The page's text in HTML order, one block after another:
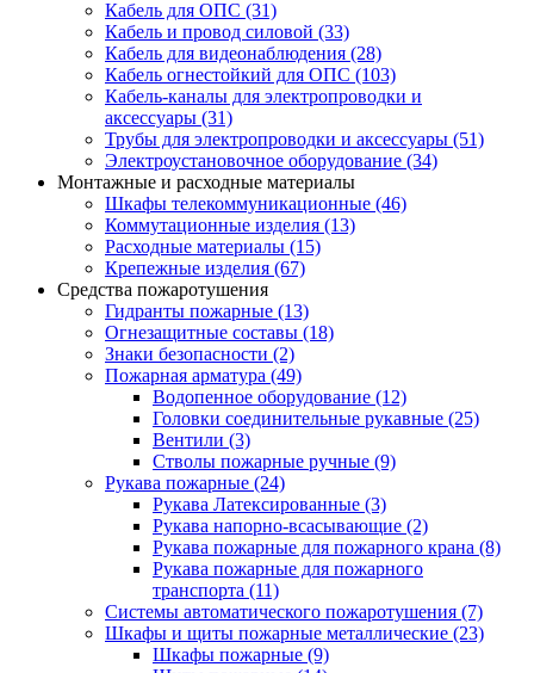
Кабель для ОПС (31)
Кабель и провод силовой (33)
Кабель для видеонаблюдения (28)
Кабель огнестойкий для ОПС (103)
Кабель-каналы для электропроводки и
аксессуары (31)
Трубы для электропроводки и аксессуары (51)
Электроустановочное оборудование (34)
Монтажные и расходные материалы
Шкафы телекоммуникационные (46)
Коммутационные изделия (13)
Расходные материалы (15)
Крепежные изделия (67)
Средства пожаротушения
Гидранты пожарные (13)
Огнезащитные составы (18)
Знаки безопасности (2)
Пожарная арматура (49)
Водопенное оборудование (12)
Головки соединительные рукавные (25)
Вентили (3)
Стволы пожарные ручные (9)
Рукава пожарные (24)
Рукава Латексированные (3)
Рукава напорно-всасывающие (2)
Рукава пожарные для пожарного крана (8)
Рукава пожарные для пожарного
транспорта (11)
Системы автоматического пожаротушения (7)
Шкафы и щиты пожарные металлические (23)
Шкафы пожарные (9)